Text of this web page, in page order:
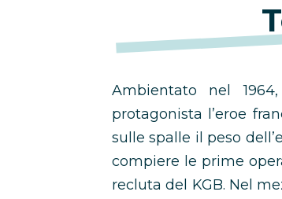
Ambientato nel
protagonista l’eroe
sulle spalle il peso
compiere le prime
recluta del KGB. Nel